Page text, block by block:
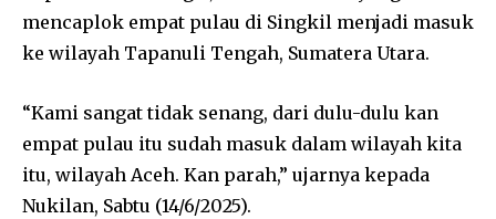
mencaplok empat pulau di Singkil menjadi masuk
ke wilayah Tapanuli Tengah, Sumatera Utara.
“Kami sangat tidak senang, dari dulu-dulu kan
empat pulau itu sudah masuk dalam wilayah kita
itu, wilayah Aceh. Kan parah,” ujarnya kepada
Nukilan, Sabtu (14/6/2025).